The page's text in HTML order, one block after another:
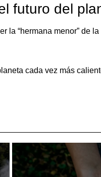
futuro del
la “hermana menor” de
cada vez más